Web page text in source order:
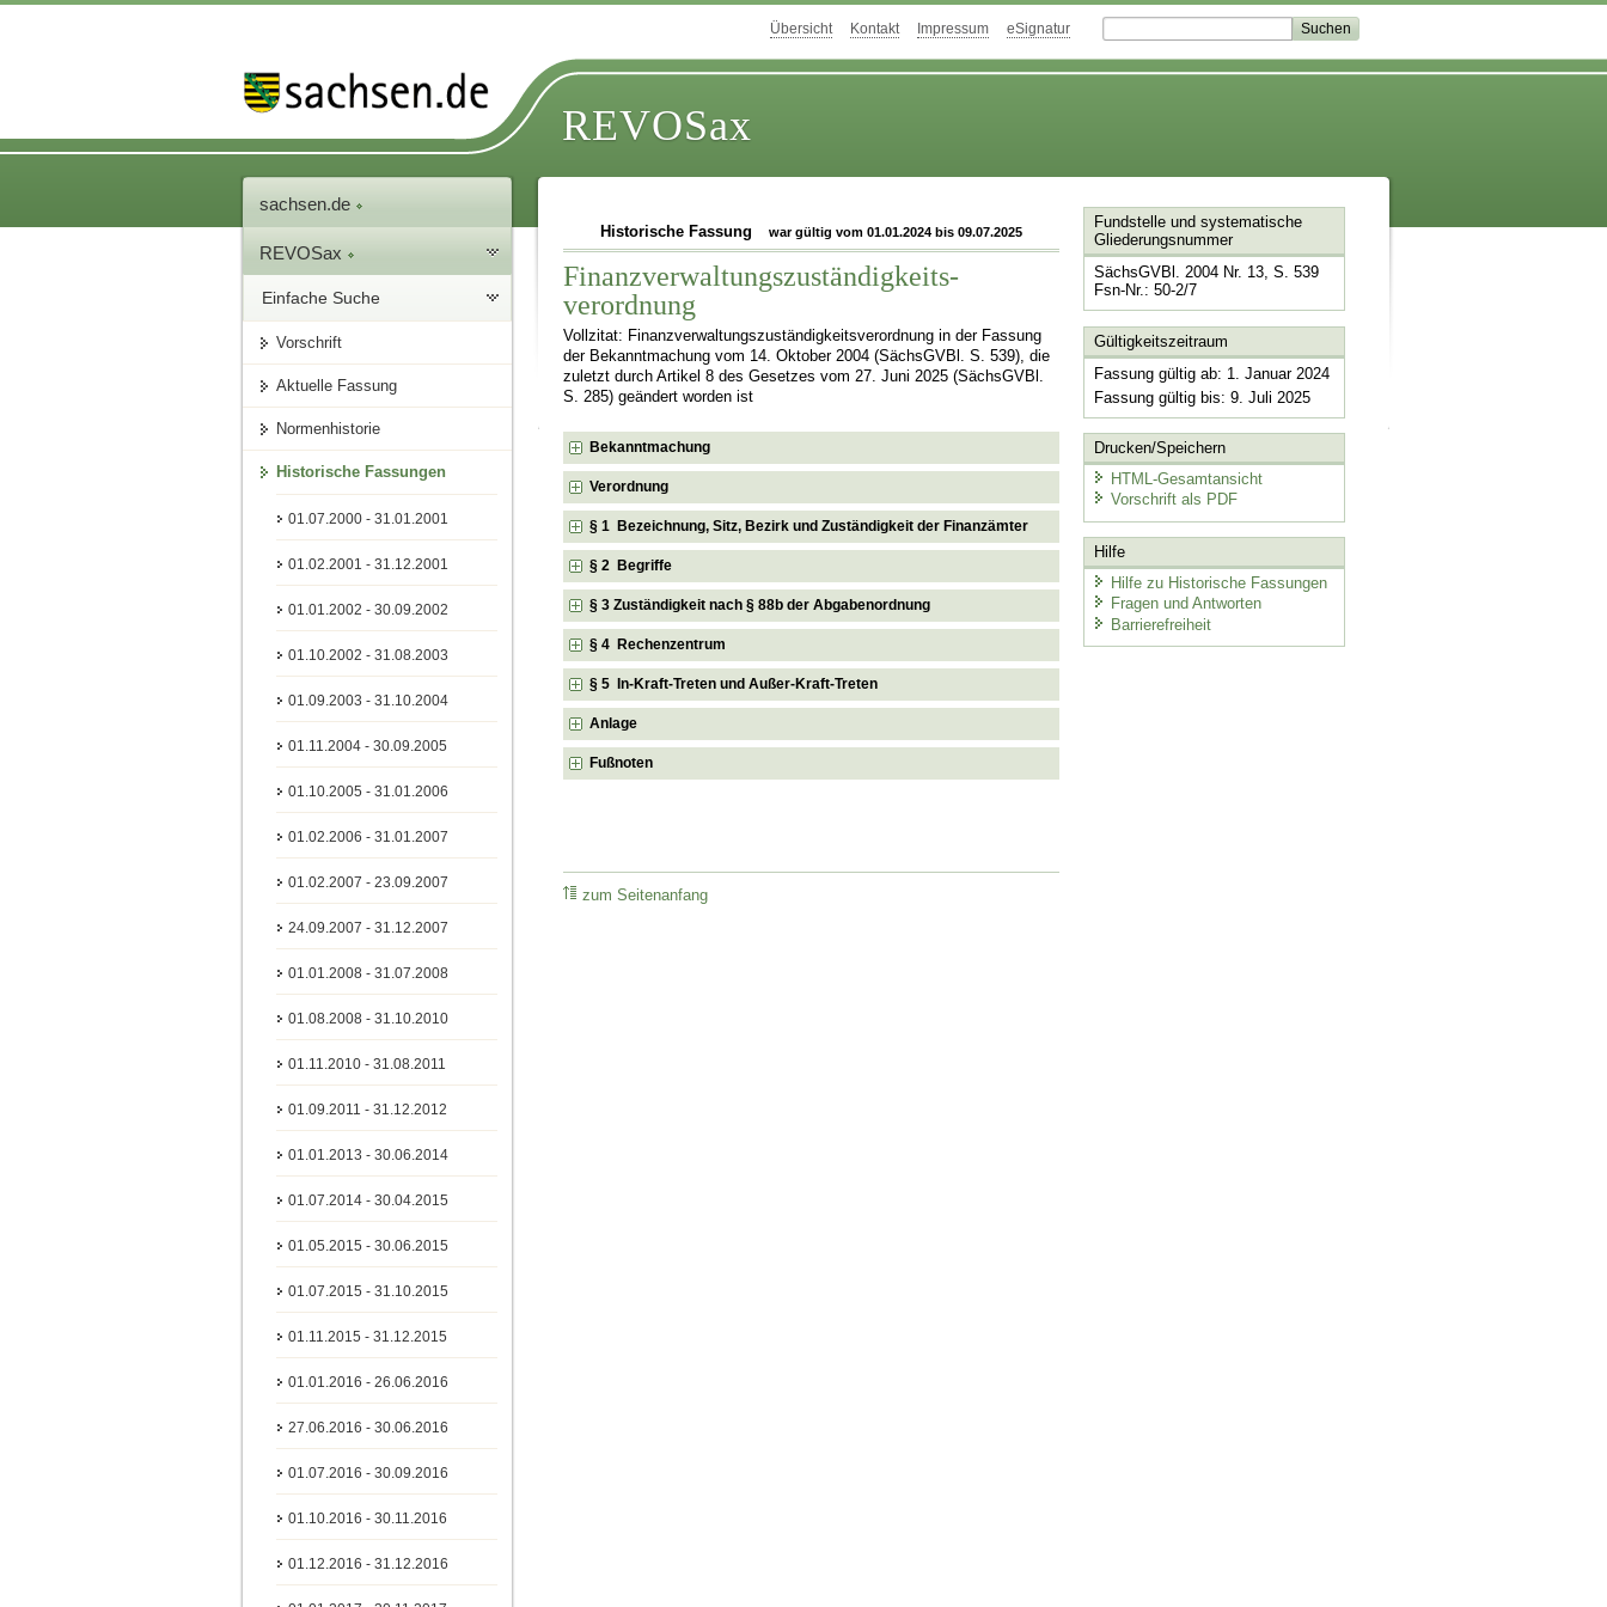
Übersicht Kontakt Impressum eSignatur
REVOSax
sachsen.de
REVOSax
Einfache Suche
Vorschrift
Aktuelle Fassung
Normenhistorie
Historische Fassungen
01.07.2000 - 31.01.2001
01.02.2001 - 31.12.2001
01.01.2002 - 30.09.2002
01.10.2002 - 31.08.2003
01.09.2003 - 31.10.2004
01.11.2004 - 30.09.2005
01.10.2005 - 31.01.2006
01.02.2006 - 31.01.2007
01.02.2007 - 23.09.2007
24.09.2007 - 31.12.2007
01.01.2008 - 31.07.2008
01.08.2008 - 31.10.2010
01.11.2010 - 31.08.2011
01.09.2011 - 31.12.2012
01.01.2013 - 30.06.2014
01.07.2014 - 30.04.2015
01.05.2015 - 30.06.2015
01.07.2015 - 31.10.2015
01.11.2015 - 31.12.2015
01.01.2016 - 26.06.2016
27.06.2016 - 30.06.2016
01.07.2016 - 30.09.2016
01.10.2016 - 30.11.2016
01.12.2016 - 31.12.2016
Historische Fassung war gültig vom 01.01.2024 bis 09.07.2025
Finanzverwaltungszuständigkeits­
verordnung
Vollzitat: Finanzverwaltungszuständigkeits­verordnung in der Fassung
der Bekanntmachung vom 14. Oktober 2004 (SächsGVBl. S. 539), die
zuletzt durch Artikel 8 des Gesetzes vom 27. Juni 2025 (SächsGVBl.
S. 285) geändert worden ist
Bekanntmachung
Verordnung
§ 1 Bezeichnung, Sitz, Bezirk und Zuständigkeit der Finanzämter
§ 2 Begriffe
§ 3 Zuständigkeit nach § 88b der Abgabenordnung
§ 4 Rechenzentrum
§ 5 In-Kraft-Treten und Außer-Kraft-Treten
Anlage
Fußnoten
zum Seitenanfang
Fundstelle und systematische
Gliederungsnummer
SächsGVBl. 2004 Nr. 13, S. 539
Fsn-Nr.: 50-2/7
Gültigkeitszeitraum
Fassung gültig ab: 1. Januar 2024
Fassung gültig bis: 9. Juli 2025
Drucken/Speichern
HTML-Gesamtansicht
Vorschrift als PDF
Hilfe
Hilfe zu Historische Fassungen
Fragen und Antworten
Barrierefreiheit